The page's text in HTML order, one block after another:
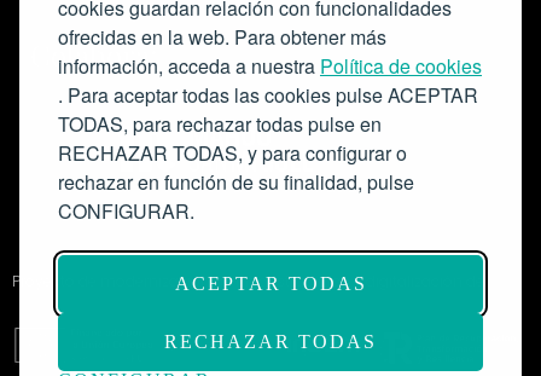
cookies guardan relación con funcionalidades
ofrecidas en la web. Para obtener más
información, acceda a nuestra Política de cookies
. Para aceptar todas las cookies pulse ACEPTAR
TODAS, para rechazar todas pulse en
RECHAZAR TODAS, y para configurar o
rechazar en función de su finalidad, pulse
CONFIGURAR.
ACEPTAR TODAS
RECHAZAR TODAS
Colabora:
Proyecto de modernización de infraestructuras y digitalización del
Salón de Actos del Ateneo de Madrid como espacio escénico-musical.
Subvención: 175.000€